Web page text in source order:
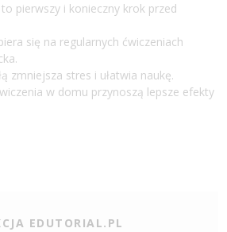
pierwszy i konieczny krok przed
się na regularnych ćwiczeniach
zmniejsza stres i ułatwia naukę.
w domu przynoszą lepsze efekty
EDUTORIAL.PL